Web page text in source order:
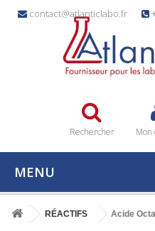
contact@atlanticlabo.fr
Rechercher Mon
MENU
RÉACTIFS Acide